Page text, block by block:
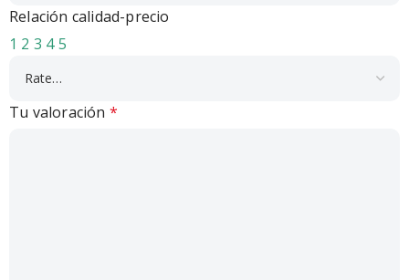
Relación calidad-precio
1 2 3 4 5
Tu valoración *